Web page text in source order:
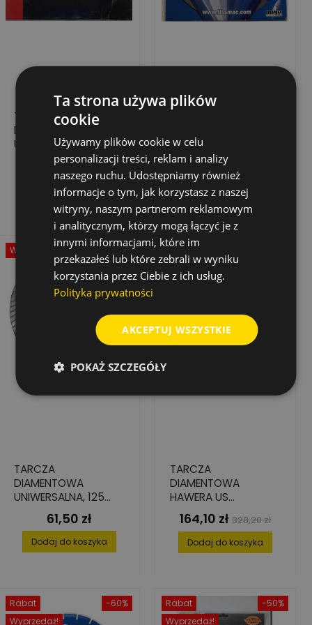
TARCZA
DIAMENTOWA
UNIWERSALNA, 350
MM X 25.4 MM X 2,8
MM X 7 MM
170,72 złCena
podstawowa
426,81 zł
Dodaj do koszyka
STALI, ŻELAZA, RUR,
230 MM X 22.2 MM,
40 MM X 2.6 MM X 9
Cena
134,81 zł
podstawowa
Dodaj do koszyka
Wyprzedaż!
TARCZA
DIAMENTOWA
UNIWERSALNA, 125
MM X 22.23 MM
Cena
61,50 zł
Dodaj do koszyka
Rabat
Wyprzedaż!
TARCZA
DIAMENTOWA
HAWERA US
UNIWERSALNA SUPER
150 X 22,2 MM
Cena
164,10 zł Cena
podstawowa
328,20 zł
Dodaj do koszyka
-60%
Rabat
Wyprzedaż!
-50%
Rabat
Wyprzedaż!
Ta strona używa plików
cookie
Używamy plików cookie w celu
personalizacji treści, reklam i analizy
naszego ruchu. Udostępniamy również
informacje o tym, jak korzystasz z naszej
witryny, naszym partnerom reklamowym
i analitycznym, którzy mogą łączyć je z
innymi informacjami, które im
przekazałeś lub które zebrali w wyniku
korzystania przez Ciebie z ich usług.
Polityka prywatności
AKCEPTUJ WSZYSTKIE
POKAŻ SZCZEGÓŁY